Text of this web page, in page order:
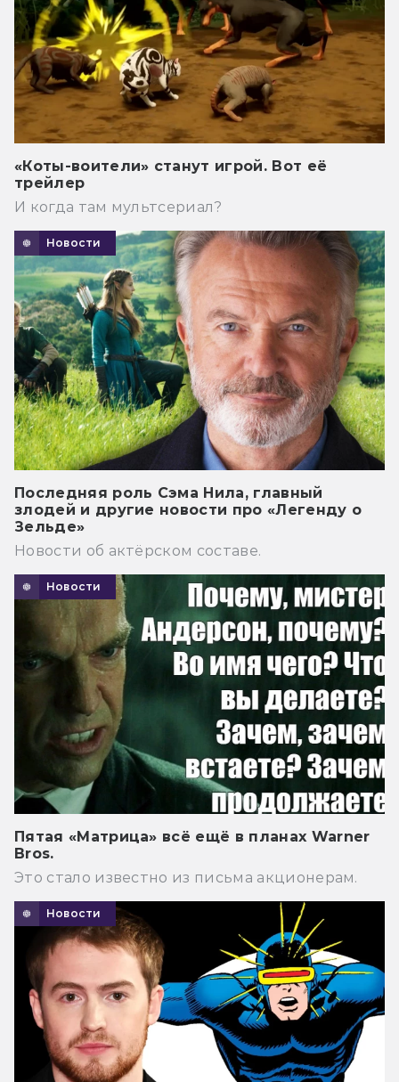
«Коты-воители» станут игрой. Вот её
трейлер
И когда там мультсериал?
Новости
Последняя роль Сэма Нила, главный
злодей и другие новости про «Легенду о
Зельде»
Новости об актёрском составе.
Новости
Пятая «Матрица» всё ещё в планах Warner
Bros.
Это стало известно из письма акционерам.
Новости